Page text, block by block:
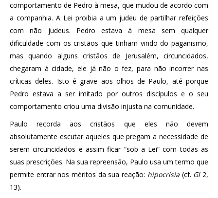
comportamento de Pedro à mesa, que mudou de acordo com
a companhia. A Lei proibia a um judeu de partilhar refeições
com não judeus. Pedro estava à mesa sem qualquer
dificuldade com os cristãos que tinham vindo do paganismo,
mas quando alguns cristãos de Jerusalém, circuncidados,
chegaram à cidade, ele já não o fez, para não incorrer nas
críticas deles. Isto é grave aos olhos de Paulo, até porque
Pedro estava a ser imitado por outros discípulos e o seu
comportamento criou uma divisão injusta na comunidade.
Paulo recorda aos cristãos que eles não devem
absolutamente escutar aqueles que pregam a necessidade de
serem circuncidados e assim ficar “sob a Lei” com todas as
suas prescrições. Na sua repreensão, Paulo usa um termo que
permite entrar nos méritos da sua reação: hipocrisia(cf. Gl2,
13).